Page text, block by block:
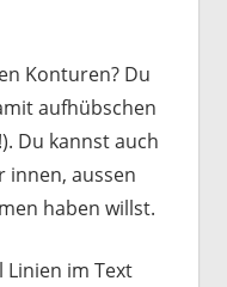
Konturen? Du
aufhübschen
Du kannst auch
innen, aussen
haben willst.
im Text